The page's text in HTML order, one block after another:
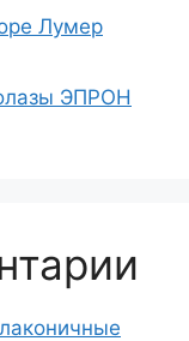
Лумер
ЭПРОН